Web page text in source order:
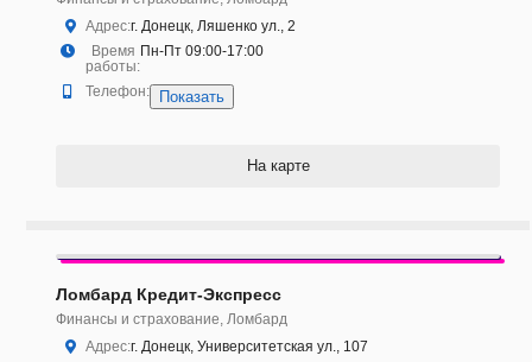
Адрес:г. Донецк, Ляшенко ул., 2
Время
работы:
Пн-Пт 09:00-17:00
Телефон: Показать
На карте
Ломбард Кредит-Экспресс
Финансы и страхование, Ломбард
Адрес:г. Донецк, Университетская ул., 107